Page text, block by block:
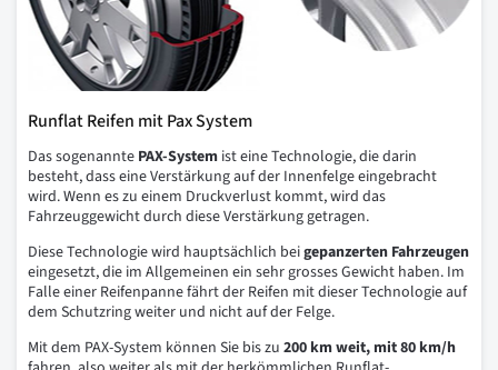
Runflat Reifen mit Pax System
Das sogenannte PAX-System ist eine Technologie, die darin
besteht, dass eine Verstärkung auf der Innenfelge eingebracht
wird. Wenn es zu einem Druckverlust kommt, wird das
Fahrzeuggewicht durch diese Verstärkung getragen.
Diese Technologie wird hauptsächlich beigepanzerten Fahrzeugen
eingesetzt, die im Allgemeinen ein sehr grosses Gewicht haben. Im
Falle einer Reifenpanne fährt der Reifen mit dieser Technologie auf
dem Schutzring weiter und nicht auf der Felge.
Mit dem PAX-System können Sie bis zu 200 km weit, mit 80 km/h